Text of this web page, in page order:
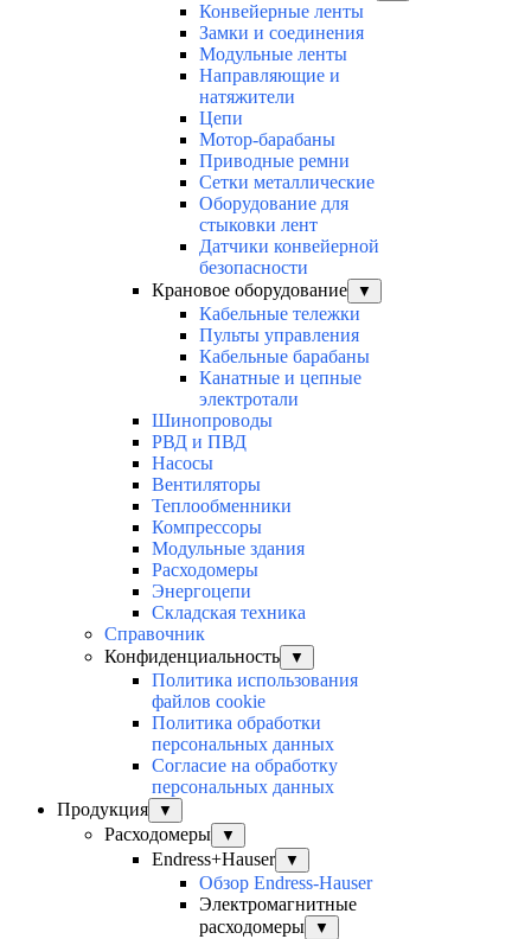
Конвейерные ленты
Замки и соединения
Модульные ленты
Направляющие и
натяжители
Цепи
Мотор-барабаны
Приводные ремни
Сетки металлические
Оборудование для
стыковки лент
Датчики конвейерной
безопасности
Крановое оборудование
▼
Кабельные тележки
Пульты управления
Кабельные барабаны
Канатные и цепные
электротали
Шинопроводы
РВД и ПВД
Насосы
Вентиляторы
Теплообменники
Компрессоры
Модульные здания
Расходомеры
Энергоцепи
Складская техника
Справочник
Конфиденциальность
▼
Политика использования
файлов cookie
Политика обработки
персональных данных
Согласие на обработку
персональных данных
Продукция
▼
Расходомеры ▼
Endress+Hauser ▼
Обзор Endress-Hauser
Электромагнитные
расходомеры
▼